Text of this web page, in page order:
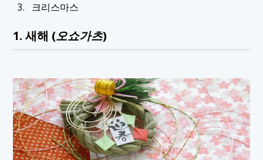
크리스마스
1. 새해 (오쇼가츠)